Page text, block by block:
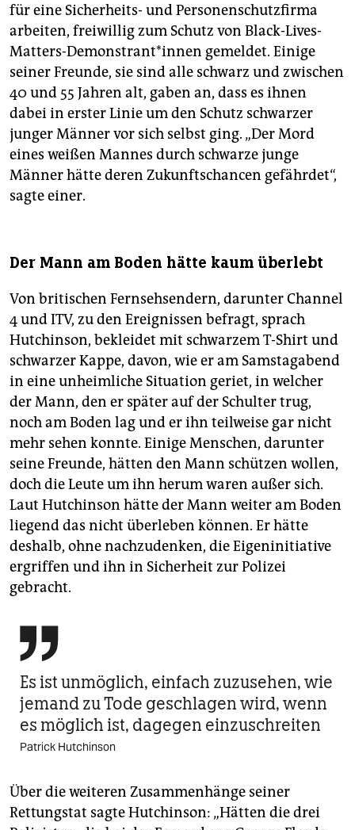
für eine Sicherheits- und Personenschutzfirma
arbeiten, freiwillig zum Schutz von Black-Lives-
Matters-Demonstrant*innen gemeldet. Einige
seiner Freunde, sie sind alle schwarz und zwischen
40 und 55 Jahren alt, gaben an, dass es ihnen
dabei in erster Linie um den Schutz schwarzer
junger Männer vor sich selbst ging. „Der Mord
eines weißen Mannes durch schwarze junge
Männer hätte deren Zukunftschancen gefährdet“,
sagte einer.
Der Mann am Boden hätte kaum überlebt
Von britischen Fernsehsendern, darunter Channel
4 und ITV, zu den Ereignissen befragt, sprach
Hutchinson, bekleidet mit schwarzem T-Shirt und
schwarzer Kappe, davon, wie er am Samstagabend
in eine unheimliche Situation geriet, in welcher
der Mann, den er später auf der Schulter trug,
noch am Boden lag und er ihn teilweise gar nicht
mehr sehen konnte. Einige Menschen, darunter
seine Freunde, hätten den Mann schützen wollen,
doch die Leute um ihn herum waren außer sich.
Laut Hutchinson hätte der Mann weiter am Boden
liegend das nicht überleben können. Er hätte
deshalb, ohne nachzudenken, die Eigeninitiative
ergriffen und ihn in Sicherheit zur Polizei
gebracht.

Es ist unmöglich, einfach zuzusehen, wie
jemand zu Tode geschlagen wird, wenn
es möglich ist, dagegen einzuschreiten
Patrick Hutchinson
Über die weiteren Zusammenhänge seiner
Rettungstat sagte Hutchinson: „Hätten die drei